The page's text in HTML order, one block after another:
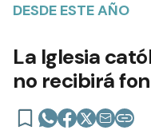
DESDE ESTE AÑO
La Iglesia
no recibirá